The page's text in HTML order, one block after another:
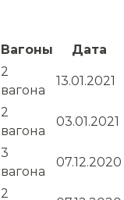
Вагоны Дата
2
вагона
13.01.2021
2
вагона
03.01.2021
3
вагона
07.12.2020
2